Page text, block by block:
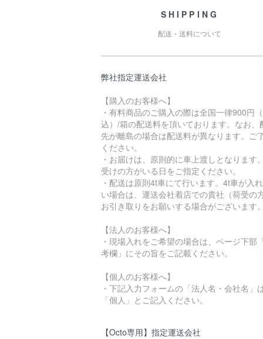
SHIPPING
配送・送料について
弊社指定運送会社
【購入のお客様へ】
・有料商品のご購入の際は全国一律900円
込）/箱の配送料を頂いております。なお、
先が離島の場合は配送料が異なります。ご
ください。
・お届けは、原則的に車上渡しとなります
受けの方がいる日をご指定ください。
・配送は原則4t車にて行います。4t車が入
い場合は、運送会社着店での貴社（荷受の方
お引き取りをお願いする場合がございます。
【法人のお客様へ】
・現場入れをご希望の場合は、ページ下部
考欄」にその旨をご記載ください。
【個人のお客様へ】
・下記入力フォームの「法人名・会社名」は
「個人」とご記入ください。
【Octo専用】指定運送会社